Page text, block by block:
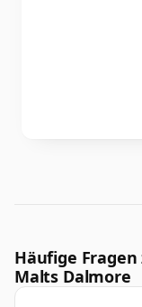
Häufige Fragen
Malts Dalmore